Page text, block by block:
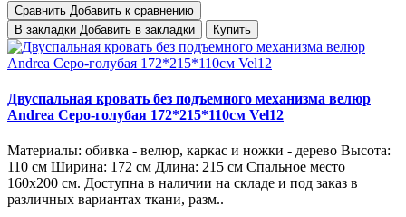
Сравнить Добавить к сравнению
В закладки Добавить в закладки Купить
Двуспальная кровать без подъемного механизма велюр
Andrea Серо-голубая 172*215*110см Vel12
Материалы: обивка - велюр, каркас и ножки - дерево Высота:
110 см Ширина: 172 см Длина: 215 см Спальное место
160х200 см. Доступна в наличии на складе и под заказ в
различных вариантах ткани, разм..